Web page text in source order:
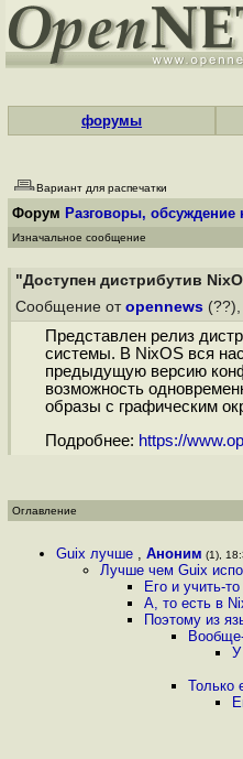
форумы
Вариант для распечатки
Форум Разговоры, обсуждение
Изначальное сообщение
"Доступен дистрибутив
Сообщение от opennews
Представлен релиз
системы. В NixOS вся
предыдущую версию
возможность
образы с графическим
Подробнее: https://
Оглавление
Guix лучше , Аноним (1),
Лучше чем Guix
Его и учить-
А, то есть в
Поэтому из
У
Только